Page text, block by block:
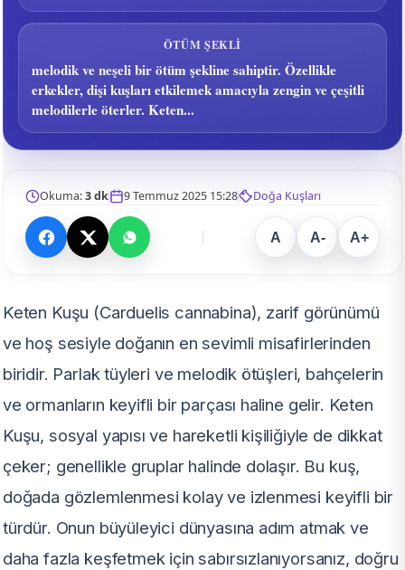
ÖTÜM ŞEKLI
melodik ve neşeli bir ötüm şekline sahiptir. Özellikle
erkekler, dişi kuşları etkilemek amacıyla zengin ve çeşitli
melodilerle öterler. Keten...
Okuma:3 dk 9 Temmuz 2025 15:28 Doğa Kuşları
A A- A+
Keten Kuşu (Carduelis cannabina), zarif görünümü
ve hoş sesiyle doğanın en sevimli misafirlerinden
biridir. Parlak tüyleri ve melodik ötüşleri, bahçelerin
ve ormanların keyifli bir parçası haline gelir. Keten
Kuşu, sosyal yapısı ve hareketli kişiliğiyle de dikkat
çeker; genellikle gruplar halinde dolaşır. Bu kuş,
doğada gözlemlenmesi kolay ve izlenmesi keyifli bir
türdür. Onun büyüleyici dünyasına adım atmak ve
daha fazla keşfetmek için sabırsızlanıyorsanız, doğru